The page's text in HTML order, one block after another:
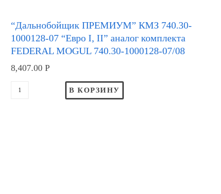
“Дальнобойщик ПРЕМИУМ” КМЗ 740.30-
1000128-07 “Евро I, II” аналог комплекта
FEDERAL MOGUL 740.30-1000128-07/08
8,407.00Р
В КОРЗИНУ